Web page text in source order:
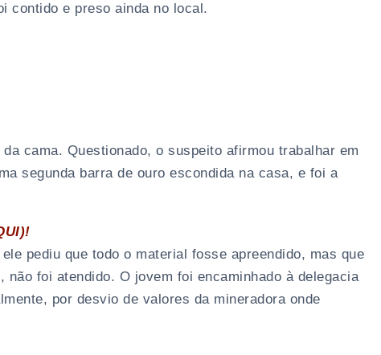
contido e preso ainda no local.
cama. Questionado, o suspeito afirmou trabalhar em
segunda barra de ouro escondida na casa, e foi a
pediu que todo o material fosse apreendido, mas que
foi atendido. O jovem foi encaminhado à delegacia
por desvio de valores da mineradora onde